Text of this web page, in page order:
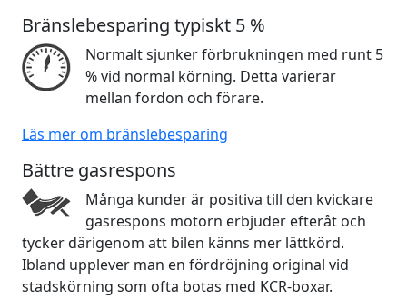
Bränslebesparing typiskt 5 %
Normalt sjunker förbrukningen med runt 5
% vid normal körning. Detta varierar
mellan fordon och förare.
Läs mer om bränslebesparing
Bättre gasrespons
Många kunder är positiva till den kvickare
gasrespons motorn erbjuder efteråt och
tycker därigenom att bilen känns mer lättkörd.
Ibland upplever man en fördröjning original vid
stadskörning som ofta botas med KCR-boxar.